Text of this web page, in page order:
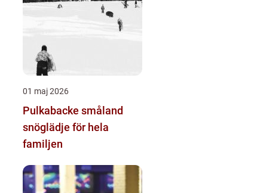
01 maj 2026
Pulkabacke småland
snöglädje för hela
familjen